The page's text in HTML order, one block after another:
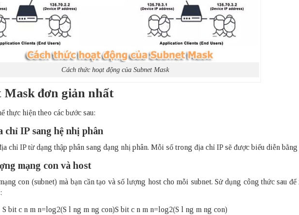
Cách thức hoạt động của Subnet Mask
Mask đơn giản nhất
thực hiện theo các bước sau:
chỉ IP sang hệ nhị phân
chỉ IP từ dạng thập phân sang dạng nhị phân. Mỗi số trong địa chỉ IP sẽ được biểu diễn bằng
mạng con và host
con (subnet) mà bạn cần tạo và số lượng host cho mỗi subnet. Sử dụng công thức sau để
S bit c n m n=log⁡2(S l ng m ng con)S bit c n m n=log2(S l ng m ng con)